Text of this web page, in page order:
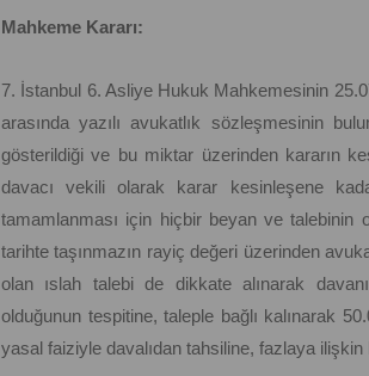
Mahkeme Kararı:
7. İstanbul 6. Asliye Hukuk Mahkemesinin
arasında yazılı avukatlık sözleşmesinin
gösterildiği ve bu miktar üzerinden kararın
davacı vekili olarak karar kesinleşene
tamamlanması için hiçbir beyan ve talebinin
tarihte taşınmazın rayiç değeri üzerinden
olan ıslah talebi de dikkate alınarak
olduğunun tespitine, taleple bağlı kalınarak
yasal faiziyle davalıdan tahsiline, fazlaya